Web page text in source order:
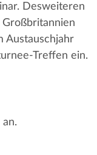
Desweiteren
Großbritannien
Austauschjahr
Treffen ein.